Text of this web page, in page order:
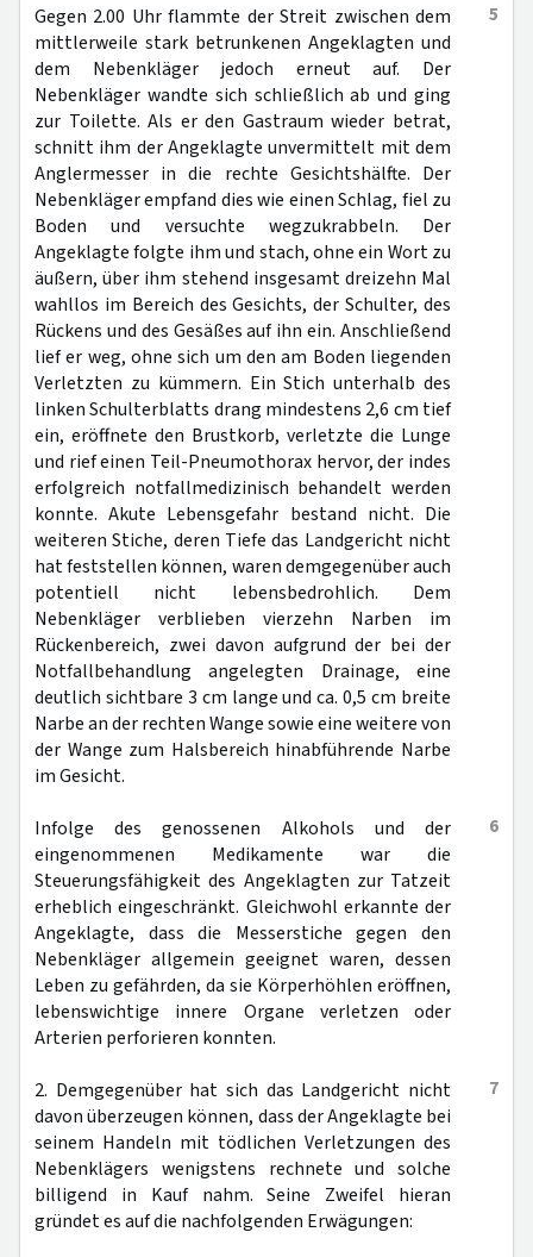
5
Gegen 2.00 Uhr flammte der Streit zwischen dem
mittlerweile stark betrunkenen Angeklagten und
dem Nebenkläger jedoch erneut auf. Der
Nebenkläger wandte sich schließlich ab und ging
zur Toilette. Als er den Gastraum wieder betrat,
schnitt ihm der Angeklagte unvermittelt mit dem
Anglermesser in die rechte Gesichtshälfte. Der
Nebenkläger empfand dies wie einen Schlag, fiel zu
Boden und versuchte wegzukrabbeln. Der
Angeklagte folgte ihm und stach, ohne ein Wort zu
äußern, über ihm stehend insgesamt dreizehn Mal
wahllos im Bereich des Gesichts, der Schulter, des
Rückens und des Gesäßes auf ihn ein. Anschließend
lief er weg, ohne sich um den am Boden liegenden
Verletzten zu kümmern. Ein Stich unterhalb des
linken Schulterblatts drang mindestens 2,6 cm tief
ein, eröffnete den Brustkorb, verletzte die Lunge
und rief einen Teil-Pneumothorax hervor, der indes
erfolgreich notfallmedizinisch behandelt werden
konnte. Akute Lebensgefahr bestand nicht. Die
weiteren Stiche, deren Tiefe das Landgericht nicht
hat feststellen können, waren demgegenüber auch
potentiell nicht lebensbedrohlich. Dem
Nebenkläger verblieben vierzehn Narben im
Rückenbereich, zwei davon aufgrund der bei der
Notfallbehandlung angelegten Drainage, eine
deutlich sichtbare 3 cm lange und ca. 0,5 cm breite
Narbe an der rechten Wange sowie eine weitere von
der Wange zum Halsbereich hinabführende Narbe
im Gesicht.
6
Infolge des genossenen Alkohols und der
eingenommenen Medikamente war die
Steuerungsfähigkeit des Angeklagten zur Tatzeit
erheblich eingeschränkt. Gleichwohl erkannte der
Angeklagte, dass die Messerstiche gegen den
Nebenkläger allgemein geeignet waren, dessen
Leben zu gefährden, da sie Körperhöhlen eröffnen,
lebenswichtige innere Organe verletzen oder
Arterien perforieren konnten.
7
2. Demgegenüber hat sich das Landgericht nicht
davon überzeugen können, dass der Angeklagte bei
seinem Handeln mit tödlichen Verletzungen des
Nebenklägers wenigstens rechnete und solche
billigend in Kauf nahm. Seine Zweifel hieran
gründet es auf die nachfolgenden Erwägungen: